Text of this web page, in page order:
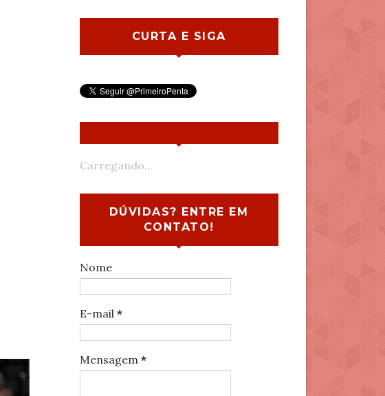
CURTA E SIGA
Carregando...
DÚVIDAS? ENTRE EM
CONTATO!
Nome
E-mail *
Mensagem *